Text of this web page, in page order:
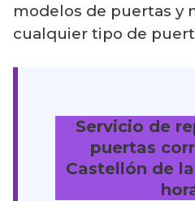
modelos de puertas y
cualquier tipo de
Servicio de
puertas
Castellón de